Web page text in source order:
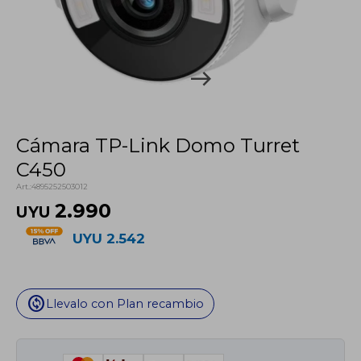
Cámara TP-Link Domo Turret
C450
4895252503012
UYU 2.990
UYU 2.542
change_circle Llevalo con Plan recambio